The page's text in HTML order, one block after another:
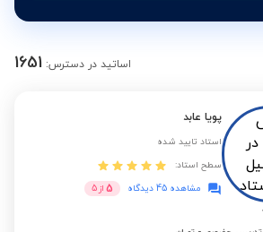
اساتید در دسترس: 1651
پویا عابد
استاد تایید شده
سطح استاد:
مشاهده 45 دیدگاه
5 از 5